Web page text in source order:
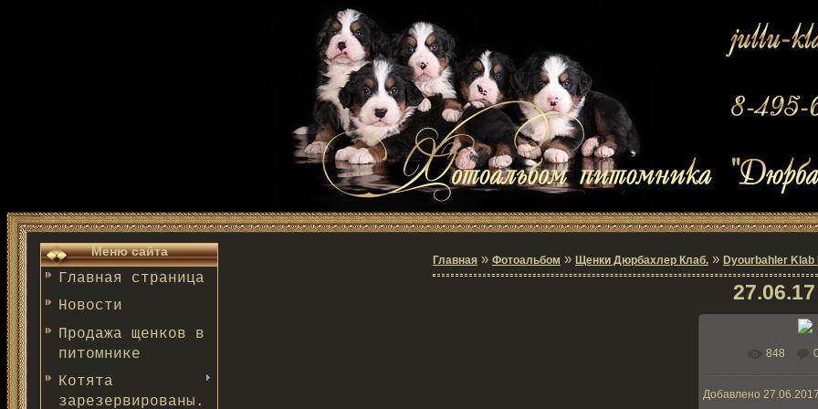
Меню сайта
Главная страница
Новости
Продажа щенков в
питомнике
Котята
зарезервированы.
Главная » Фотоальбом » Щенки Дюрбахлер Клаб. » Dyourbahler Klab
В реальном
848 0
Добавлено 27.06.2017